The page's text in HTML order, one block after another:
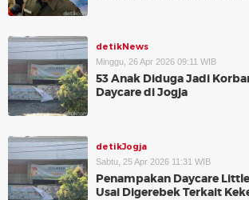
detikNews
Minggu, 26 Apr 2026 09:11 WIB
53 Anak Diduga Jadi
Daycare di Jogja
detikJogja
Sabtu, 25 Apr 2026 11:31 WIB
Penampakan Daycare
Usai Digerebek Terkait